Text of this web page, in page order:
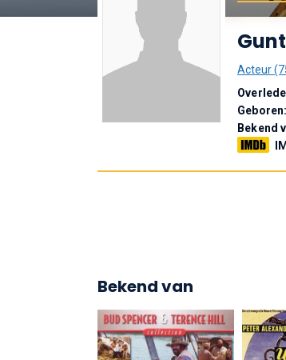
Acteur
Geboren:
Bekend
Bekend van